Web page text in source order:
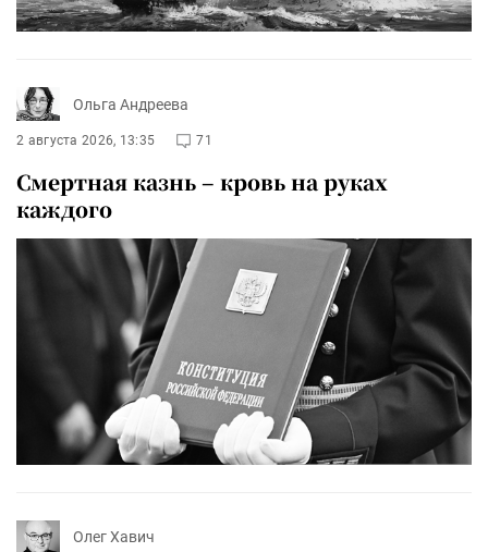
Ольга Андреева
2 августа 2026, 13:35 71
Смертная казнь – кровь на руках
каждого
Олег Хавич